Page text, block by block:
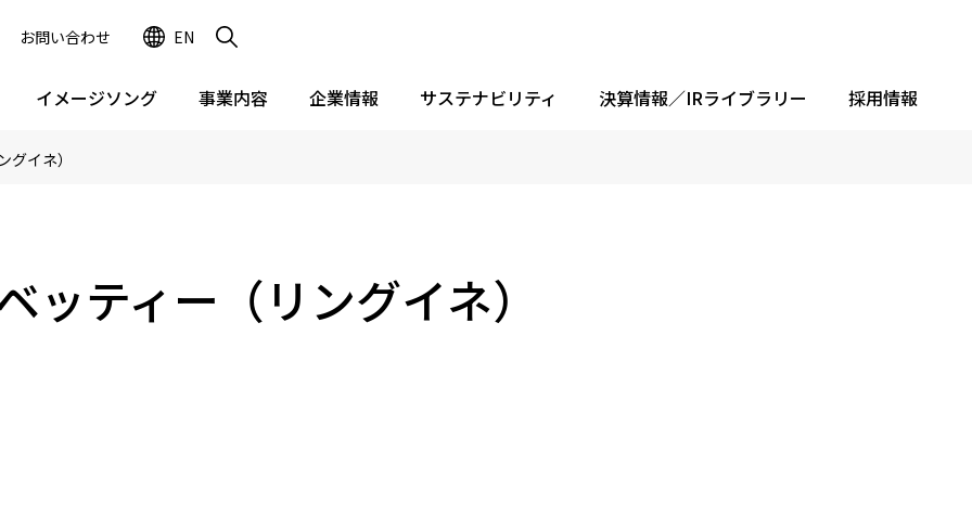
お問い合わせ EN
イメージソング 事業内容 企業情報 サステナビリティ 決算情報／IRライブラリー 採用情報
グイネ）
ッティー（リングイネ）